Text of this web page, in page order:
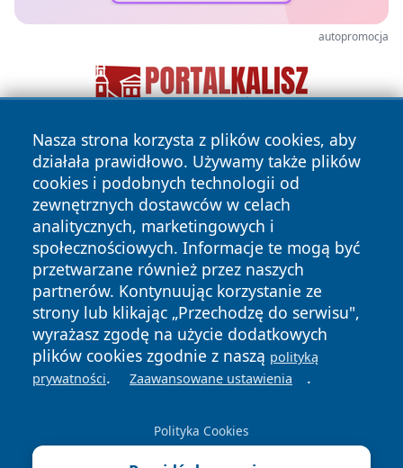
autopromocja
Nasza strona korzysta z plików cookies, aby
działała prawidłowo. Używamy także plików
cookies i podobnych technologii od
zewnętrznych dostawców w celach
analitycznych, marketingowych i
społecznościowych. Informacje te mogą być
przetwarzane również przez naszych
partnerów. Kontynuując korzystanie ze
strony lub klikając „Przechodzę do serwisu",
wyrażasz zgodę na użycie dodatkowych
plików cookies zgodnie z naszą polityką
prywatności. Zaawansowane ustawienia .
Polityka Cookies
Copyright © 2026 pulsbydgoszczy.pl Wszystkie prawa
zastrzeżone.
News Autorzy
Polityka
Prywatności
Polityka
Cookies